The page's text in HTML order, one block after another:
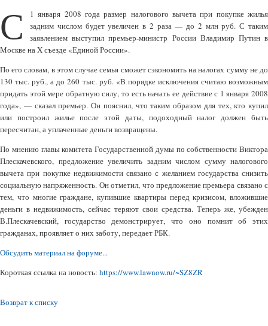
С
1 января 2008 года размер налогового вычета при покупке жилья
задним числом будет увеличен в 2 раза — до 2 млн руб. С таким
заявлением выступил премьер-министр России Владимир Путин в
Москве на X съезде «Единой России».
По его словам, в этом случае семья сможет сэкономить на налогах сумму не до
130 тыс. руб., а до 260 тыс. руб. «В порядке исключения считаю возможным
придать этой мере обратную силу, то есть начать ее действие с 1 января 2008
года», — сказал премьер. Он пояснил, что таким образом для тех, кто купил
или построил жилье после этой даты, подоходный налог должен быть
пересчитан, а уплаченные деньги возвращены.
По мнению главы комитета Государственной думы по собственности Виктора
Плескачевского, предложение увеличить задним числом сумму налогового
вычета при покупке недвижимости связано с желанием государства снизить
социальную напряженность. Он отметил, что предложение премьера связано с
тем, что многие граждане, купившие квартиры перед кризисом, вложившие
деньги в недвижимость, сейчас теряют свои средства. Теперь же, убежден
В.Плескачевский, государство демонстрирует, что оно помнит об этих
гражданах, проявляет о них заботу, передает РБК.
Обсудить материал на форуме...
Короткая ссылка на новость: https://www.lawnow.ru/~SZ8ZR
Возврат к списку